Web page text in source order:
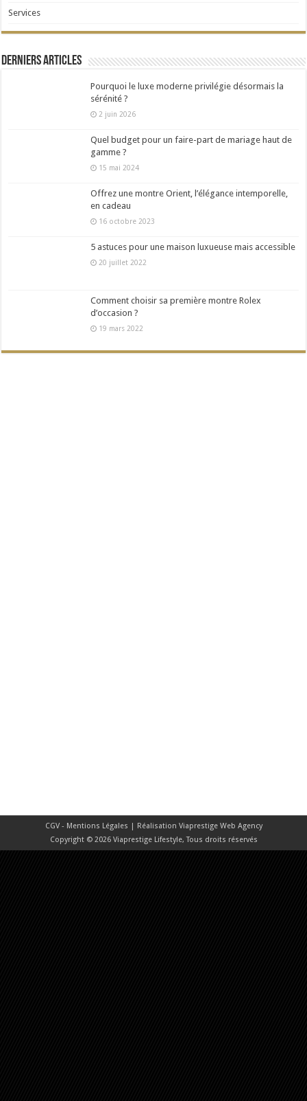
Services
Derniers articles
Pourquoi le luxe moderne privilégie désormais la
sérénité ?
2 juin 2026
Quel budget pour un faire-part de mariage haut de
gamme ?
15 mai 2024
Offrez une montre Orient, l’élégance intemporelle,
en cadeau
16 octobre 2023
5 astuces pour une maison luxueuse mais accessible
20 juillet 2022
Comment choisir sa première montre Rolex
d’occasion ?
19 mars 2022
CGV - Mentions Légales | Réalisation Viaprestige Web Agency
Copyright © 2026 Viaprestige Lifestyle, Tous droits réservés